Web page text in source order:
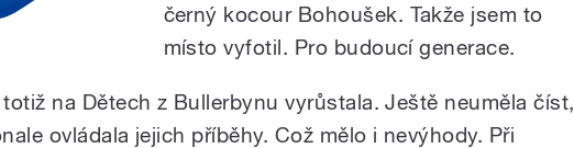
černý kocour Bohoušek. Takže jsem to
místo vyfotil. Pro budoucí generace.
na Dětech z Bullerbynu vyrůstala. Ještě neuměla číst,
ovládala jejich příběhy. Což mělo i nevýhody. Při